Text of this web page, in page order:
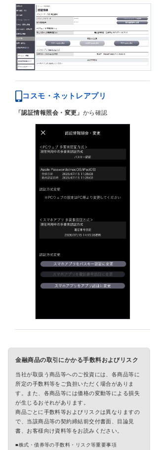
コスモ・ネットレアプリ
「認証情報照会・変更」 から確認
金融商品の取引にかかる手数料およびリスク
当社が取扱う商品等へのご投資には、各商品等に
所定の手数料等をご負担いただく場合がありま
す。また、各商品等には価格の変動等による損失
が生じるおそれがあります。
商品ごとに手数料等およびリスクは異なりますの
で、当該商品等の契約締結前交付書面、目論見
書、お客様向け資料等をお読みください。
■株式・債券等の手数料・リスク等重要事項